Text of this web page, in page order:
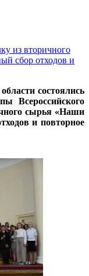
из вторичного
сбор отходов и
состоялись
Всероссийского
сырья «Наши
и повторное